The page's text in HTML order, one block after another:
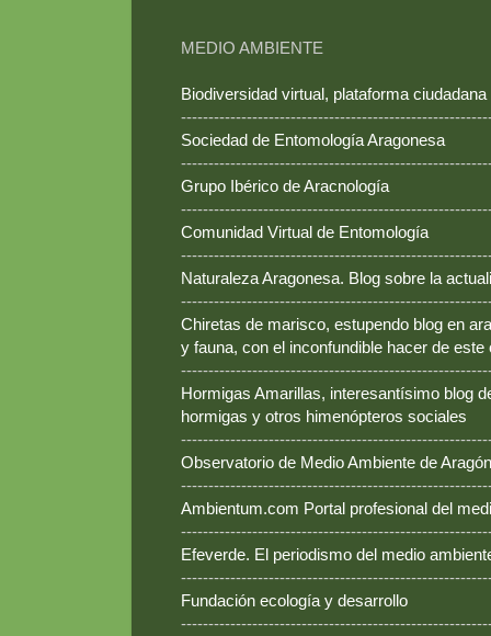
MEDIO AMBIENTE
Biodiversidad virtual, plataforma ciudadana
Sociedad de Entomología Aragonesa
Grupo Ibérico de Aracnología
Comunidad Virtual de Entomología
Naturaleza Aragonesa. Blog sobre la
Chiretas de marisco, estupendo blog en
y fauna, con el inconfundible hacer de este
Hormigas Amarillas, interesantísimo blog
hormigas y otros himenópteros sociales
Observatorio de Medio Ambiente de Aragón
Ambientum.com Portal profesional del
Efeverde. El periodismo del medio
Fundación ecología y desarrollo